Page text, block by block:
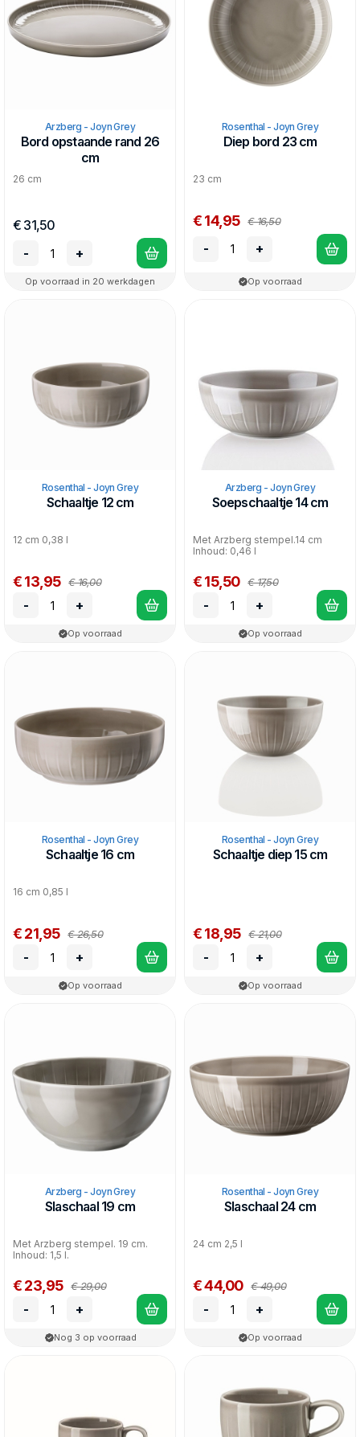
Arzberg - Joyn Grey
Bord opstaande rand 26
cm
26 cm
€ 31,50
-
+
Op voorraad in 20 werkdagen
Rosenthal - Joyn Grey
Diep bord 23 cm
23 cm
€ 14,95 € 16,50
- +
Op voorraad
Rosenthal - Joyn Grey
Schaaltje 12 cm
12 cm 0,38 l
€ 13,95 € 16,00
- +
Op voorraad
Arzberg - Joyn Grey
Soepschaaltje 14 cm
Met Arzberg stempel.14 cm
Inhoud: 0,46 l
€ 15,50 € 17,50
- +
Op voorraad
Rosenthal - Joyn Grey
Schaaltje 16 cm
16 cm 0,85 l
€ 21,95 € 26,50
- +
Op voorraad
Rosenthal - Joyn Grey
Schaaltje diep 15 cm
€ 18,95 € 21,00
- +
Op voorraad
Arzberg - Joyn Grey
Slaschaal 19 cm
Met Arzberg stempel. 19 cm.
Inhoud: 1,5 l.
€ 23,95 € 29,00
- +
Nog 3 op voorraad
Rosenthal - Joyn Grey
Slaschaal 24 cm
24 cm 2,5 l
€ 44,00 € 49,00
- +
Op voorraad